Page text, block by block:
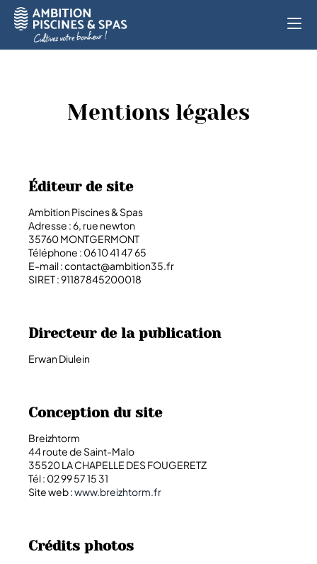
Accueil»Mentions légales
Mentions légales
Éditeur de site
Ambition Piscines & Spas
Adresse : 6, rue newton
35760 MONTGERMONT
Téléphone : 06 10 41 47 65
E-mail : contact@ambition35.fr
SIRET : 91187845200018
Directeur de la publication
Erwan Diulein
Conception du site
Breizhtorm
44 route de Saint-Malo
35520 LA CHAPELLE DES FOUGERETZ
Tél : 02 99 57 15 31
Site web :www.breizhtorm.fr
Crédits photos